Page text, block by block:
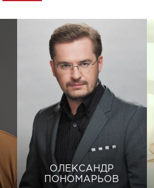
ОЛЕКСАНДР
ПОНОМАРЬОВ